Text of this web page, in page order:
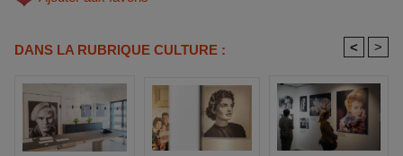
DANS LA RUBRIQUE CULTURE : < >